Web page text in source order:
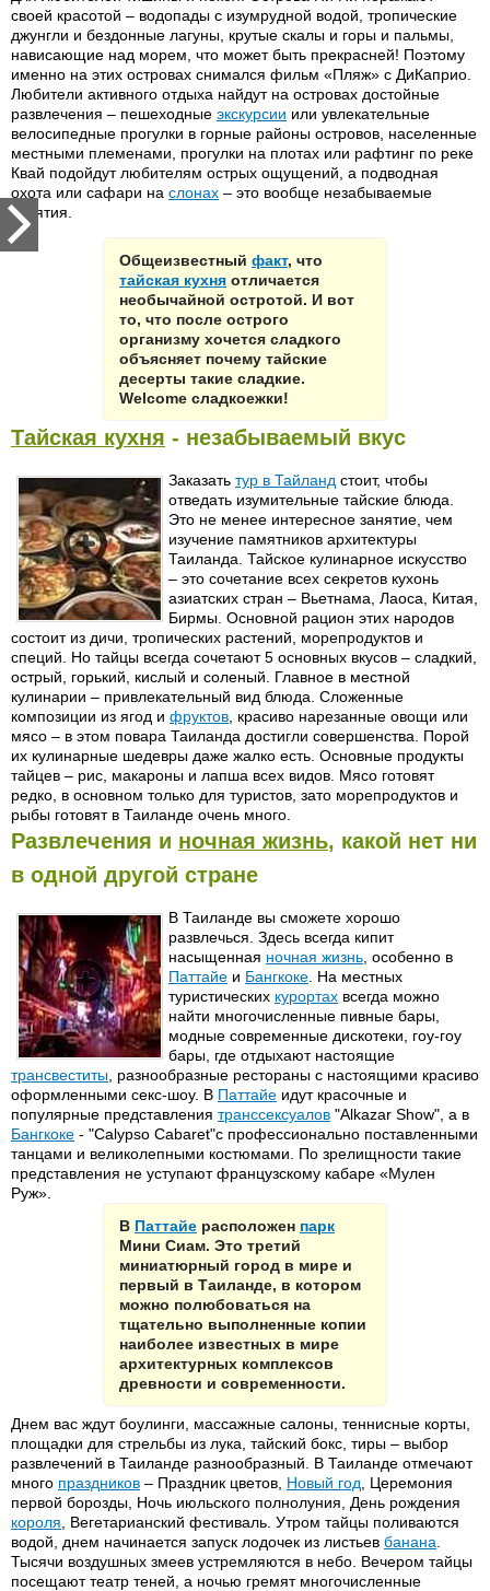
своей красотой – водопады с изумрудной водой, тропические
джунгли и бездонные лагуны, крутые скалы и горы и пальмы,
нависающие над морем, что может быть прекрасней! Поэтому
именно на этих островах снимался фильм «Пляж» с ДиКаприо.
Любители активного отдыха найдут на островах достойные
развлечения – пешеходные экскурсии или увлекательные
велосипедные прогулки в горные районы островов, населенные
местными племенами, прогулки на плотах или рафтинг по реке
Квай подойдут любителям острых ощущений, а подводная
охота или сафари на слонах – это вообще незабываемые
занятия.
Общеизвестный факт, что
тайская кухня отличается
необычайной остротой. И вот
то, что после острого
организму хочется сладкого
объясняет почему тайские
десерты такие сладкие.
Welcome сладкоежки!
Тайская кухня - незабываемый вкус
Заказать тур в Тайланд стоит, чтобы
отведать изумительные тайские блюда.
Это не менее интересное занятие, чем
изучение памятников архитектуры
Таиланда. Тайское кулинарное искусство
– это сочетание всех секретов кухонь
азиатских стран – Вьетнама, Лаоса, Китая,
Бирмы. Основной рацион этих народов
состоит из дичи, тропических растений, морепродуктов и
специй. Но тайцы всегда сочетают 5 основных вкусов – сладкий,
острый, горький, кислый и соленый. Главное в местной
кулинарии – привлекательный вид блюда. Сложенные
композиции из ягод и фруктов , красиво нарезанные овощи или
мясо – в этом повара Таиланда достигли совершенства. Порой
их кулинарные шедевры даже жалко есть. Основные продукты
тайцев – рис, макароны и лапша всех видов. Мясо готовят
редко, в основном только для туристов, зато морепродуктов и
рыбы готовят в Таиланде очень много.
Развлечения и ночная жизнь, какой нет ни
в одной другой стране
В Таиланде вы сможете хорошо
развлечься. Здесь всегда кипит
насыщенная ночная жизнь , особенно в
Паттайе и Бангкоке . На местных
туристических курортах всегда можно
найти многочисленные пивные бары,
модные современные дискотеки, гоу-гоу
бары, где отдыхают настоящие
трансвеститы , разнообразные рестораны с настоящими красиво
оформленными секс-шоу. В Паттайе идут красочные и
популярные представления транссексуалов "Alkazar Show", а в
Бангкоке - "Calypso Cabaret"с профессионально поставленными
танцами и великолепными костюмами. По зрелищности такие
представления не уступают французскому кабаре «Мулен
Руж».
В Паттайе расположен парк
Мини Сиам. Это третий
миниатюрный город в мире и
первый в Таиланде, в котором
можно полюбоваться на
тщательно выполненные копии
наиболее известных в мире
архитектурных комплексов
древности и современности.
Днем вас ждут боулинги, массажные салоны, теннисные корты,
площадки для стрельбы из лука, тайский бокс, тиры – выбор
развлечений в Таиланде разнообразный. В Таиланде отмечают
много праздников – Праздник цветов, Новый год , Церемония
первой борозды, Ночь июльского полнолуния, День рождения
короля , Вегетарианский фестиваль. Утром тайцы поливаются
водой, днем начинается запуск лодочек из листьев банана
Тысячи воздушных змеев устремляются в небо. Вечером тайцы
посещают театр теней, а ночью гремят многочисленные